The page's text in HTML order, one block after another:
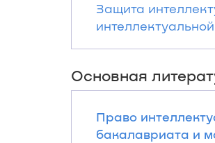
Защита
Основная
Право
бакалавриата и